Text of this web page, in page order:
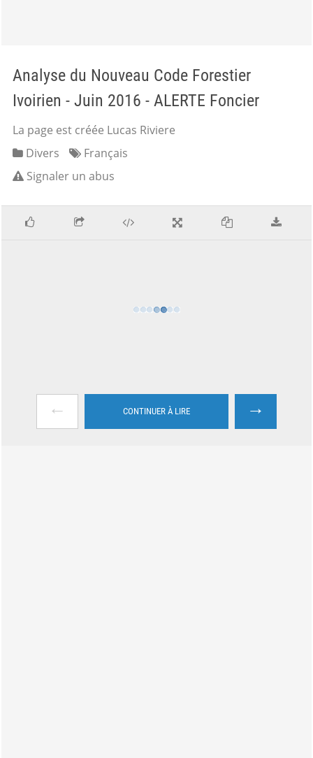
Analyse du Nouveau Code Forestier
Ivoirien - Juin 2016 - ALERTE Foncier
La page est créée Lucas Riviere
Divers
Français
Signaler un abus
← CONTINUER À LIRE →